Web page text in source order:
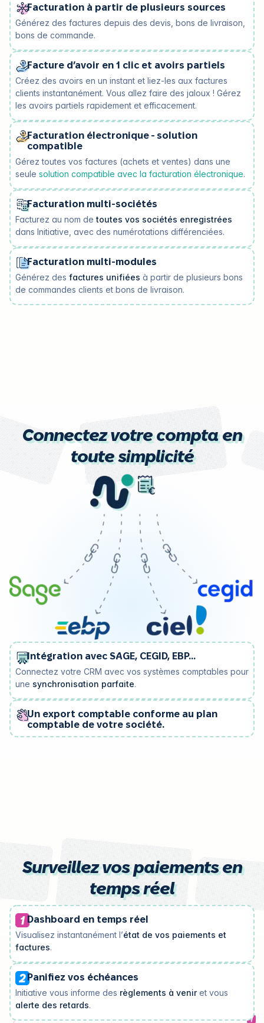
Facturation à partir de plusieurs sources
Générez des factures depuis des devis, bons de livraison,
bons de commande.
Facture d’avoir en 1 clic et avoirs partiels
Créez des avoirs en un instant et liez-les aux factures
clients instantanément. Vous allez faire des jaloux ! Gérez
les avoirs partiels rapidement et efficacement.
Facturation électronique - solution
compatible
Gérez toutes vos factures (achets et ventes) dans une
seule solution compatible avec la facturation électronique.
Facturation multi-sociétés
Facturez au nom de toutes vos sociétés enregistrées
dans Initiative, avec des numérotations différenciées.
Facturation multi-modules
Générez des factures unifiées à partir de plusieurs bons
de commandes clients et bons de livraison.
Connectez votre compta en
toute simplicité
Intégration avec SAGE, CEGID, EBP...
Connectez votre CRM avec vos systèmes comptables pour
une synchronisation parfaite.
Un export comptable conforme au plan
comptable de votre société.
Surveillez vos paiements en
temps réel
Dashboard en temps réel
Visualisez instantanément l’état de vos paiements et
factures.
Panifiez vos échéances
Initiative vous informe des règlements à veniret vous
alerte des retards.